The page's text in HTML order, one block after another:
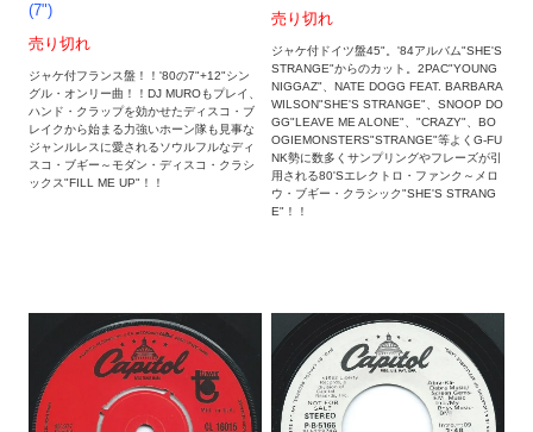
(7")
売り切れ
ジャケ付フランス盤！！'80の7"+12"シン
グル・オンリー曲！！DJ MUROもプレイ、
ハンド・クラップを効かせたディスコ・ブ
レイクから始まる力強いホーン隊も見事な
ジャンルレスに愛されるソウルフルなディ
スコ・ブギー～モダン・ディスコ・クラシ
ックス"FILL ME UP"！！
売り切れ
ジャケ付ドイツ盤45"。'84アルバム"SHE'S
STRANGE"からのカット。2PAC"YOUNG
NIGGAZ"、NATE DOGG FEAT. BARBARA
WILSON"SHE'S STRANGE"、SNOOP DO
GG"LEAVE ME ALONE"、"CRAZY"、BO
OGIEMONSTERS"STRANGE"等よくG-FU
NK勢に数多くサンプリングやフレーズが引
用される80'Sエレクトロ・ファンク～メロ
ウ・ブギー・クラシック"SHE'S STRANG
E"！！